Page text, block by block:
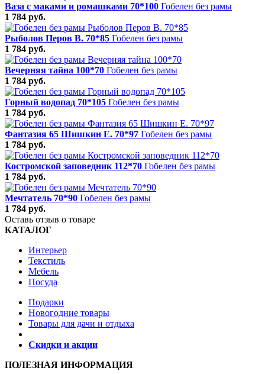
Ваза с маками и ромашками 70*100 Гобелен без рамы
1 784 руб.
Рыболов Перов В. 70*85 Гобелен без рамы
1 784 руб.
Вечерняя тайна 100*70 Гобелен без рамы
1 784 руб.
Горный водопад 70*105 Гобелен без рамы
1 784 руб.
Фантазия 65 Шишкин Е. 70*97 Гобелен без рамы
1 784 руб.
Костромской заповедник 112*70 Гобелен без рамы
1 784 руб.
Мечтатель 70*90 Гобелен без рамы
1 784 руб.
Оставь отзыв о товаре
КАТАЛОГ
Интерьер
Текстиль
Мебель
Посуда
Подарки
Новогодние товары
Товары для дачи и отдыха
Скидки и акции
ПОЛЕЗНАЯ ИНФОРМАЦИЯ